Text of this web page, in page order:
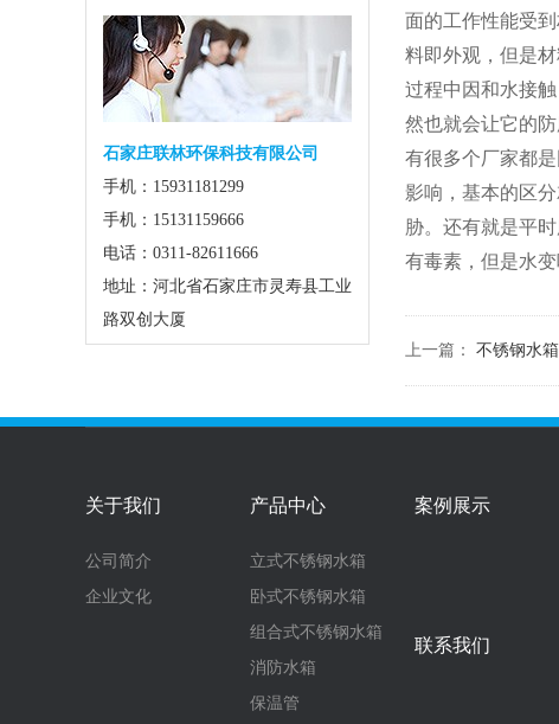
石家庄联林环保科技有限公司
手机：15931181299
手机：15131159666
电话：0311-82611666
地址：河北省石家庄市灵寿县工业
路双创大厦
面的工作性能受
料即外观，但是
过程中因和水接
然也就会让它的
有很多个厂家都
影响，基本的区
胁。还有就是平
有毒素，但是水变
上一篇： 不锈钢水
关于我们
公司简介
企业文化
产品中心
立式不锈钢水箱
卧式不锈钢水箱
组合式不锈钢水箱
消防水箱
保温管
案例展示
联系我们